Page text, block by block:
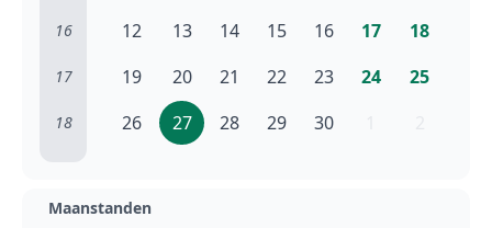
16 12 13 14 15 16 17 18
17 19 20 21 22 23 24 25
18 26 27 28 29 30
Maanstanden